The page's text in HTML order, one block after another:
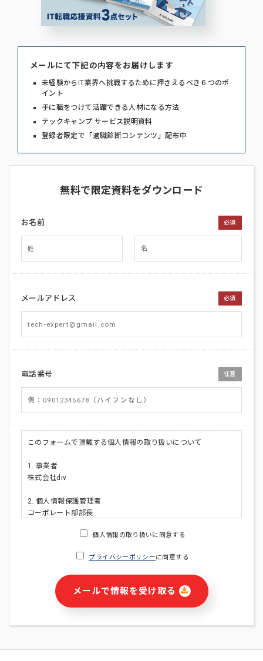
メールにて下記の内容をお届けします
未経験からIT業界へ挑戦するために押さえるべき６つのポ
イント
手に職をつけて活躍できる人材になる方法
テックキャンプ サービス説明資料
登録者限定で「適職診断コンテンツ」配布中
無料で限定資料をダウンロード
お名前 必須
メールアドレス 必須
電話番号 任意
このフォームで頂戴する個人情報の取り扱いについて
1. 事業者
株式会社div
2. 個人情報保護管理者
コーポレート部部長
・ご請求された資料の送付のため
・本サービス及び本サービスに関連する情報(当社及び第三者の
サービス又は商品等の広告配信・宣伝を含みますが、それらに
個人情報の取り扱いに同意する
プライバシーポリシーに同意する
メールで情報を受け取る